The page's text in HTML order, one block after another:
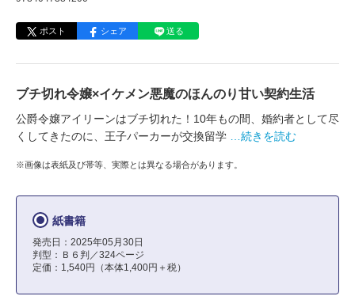
ポスト シェア 送る
ブチ切れ令嬢×イケメン悪魔のほんのり甘い契約生活
公爵令嬢アイリーンはブチ切れた！10年もの間、婚約者として尽
くしてきたのに、王子パーカーが交換留学
…続きを読む
※画像は表紙及び帯等、実際とは異なる場合があります。
紙書籍
発売日：2025年05月30日
判型：Ｂ６判／324ページ
定価：1,540円（本体1,400円＋税）